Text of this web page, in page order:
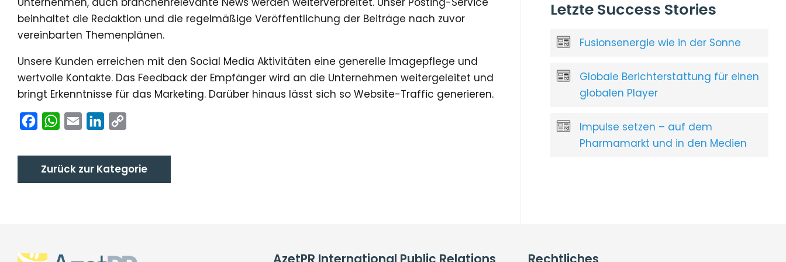
beinhaltet die Redaktion und die regelmäßige Veröffentlichung der Beiträge nach zuvor
vereinbarten Themenplänen.
Unsere Kunden erreichen mit den Social Media Aktivitäten eine generelle Imagepflege und
wertvolle Kontakte. Das Feedback der Empfänger wird an die Unternehmen weitergeleitet und
bringt Erkenntnisse für das Marketing. Darüber hinaus lässt sich so Website-Traffic generieren.
FacebookWhatsApp
Email LinkedIn
Zurück zur Kategorie
Letzte Success Stories
Fusionsenergie wie in der Sonne
Globale Berichterstattung für einen
globalen Player
Impulse setzen – auf dem
Pharmamarkt und in den Medien